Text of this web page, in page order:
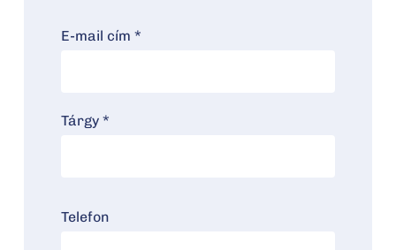
E-mail cím *
Tárgy *
Telefon